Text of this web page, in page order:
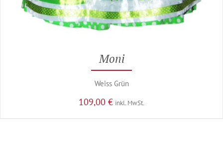
Moni
Weiss Grün
109,00 € inkl. MwSt.